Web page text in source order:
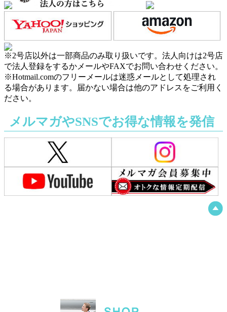
※2号店以外は一部商品のみ取り扱いです。法人向けは2号店
で法人登録をするかメールやFAXでお問い合わせください。
※Hotmail.comのフリーメールは迷惑メールとして処理され
る場合があります。届かない場合は他のアドレスをご利用く
ださい。
メルマガやSNSでお得な情報を発信